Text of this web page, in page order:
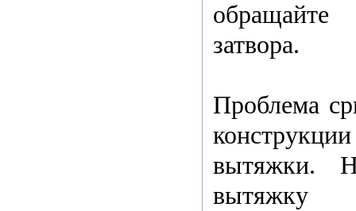
затвора.
Проблема
вытяжки.
вытяжку